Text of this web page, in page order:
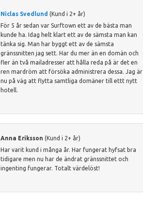
Niclas Svedlund (Kund i 2+ år)
För 5 år sedan var Surftown ett av de bästa man
kunde ha. Idag helt klart ett av de sämsta man kan
tänka sig. Man har byggt ett av de sämsta
gränssnitten jag sett. Har du mer än en domän och
fler än två mailadresser att hålla reda på är det en
ren mardröm att försöka administrera dessa. Jag är
nu på väg att flytta samtliga domäner till ettt nytt
hotell.
Anna Eriksson (Kund i 2+ år)
Har varit kund i många år. Har fungerat hyfsat bra
tidigare men nu har de ändrat gränssnittet och
ingenting fungerar. Totalt värdelöst!